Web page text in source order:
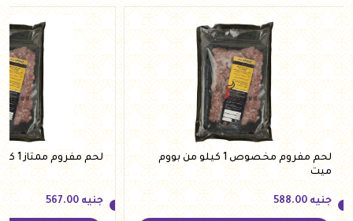
لحم مفروم مخصوص 1 كيلو من بووم
ميت
جنيه 588.00
لحم مفروم ممتاز 1 كيلو من بووم ميت
جنيه 567.00